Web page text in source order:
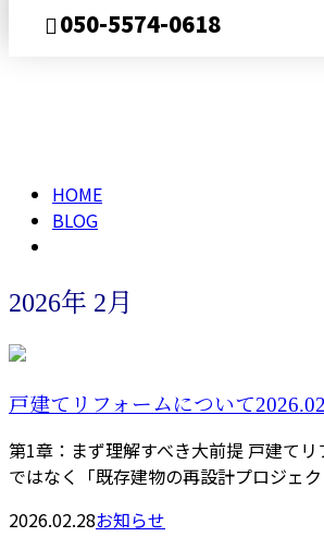
050-5574-0618
HOME
BLOG
2026年 2月
戸建てリフォームについて
第1章：まず理解すべき大前提 戸建てリ
ではなく「既存建物の再設計プロジェ
2026.02.28お知らせ